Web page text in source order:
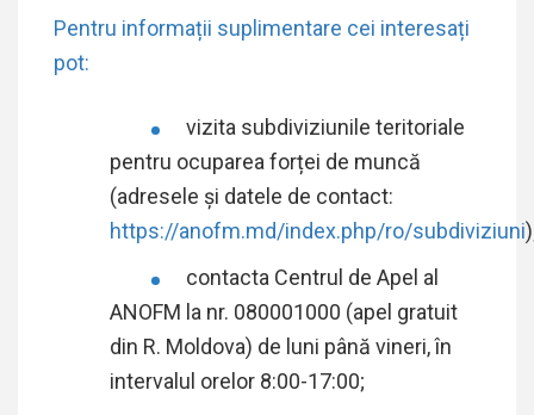
Pentru informații suplimentare cei interesați
pot:
vizita subdiviziunile teritoriale
pentru ocuparea forței de muncă
(adresele și datele de contact:
https://anofm.md/index.php/ro/subdiviziuni
contacta Centrul de Apel al
ANOFM la nr. 080001000 (apel gratuit
din R. Moldova) de luni până vineri, în
intervalul orelor 8:00-17:00;